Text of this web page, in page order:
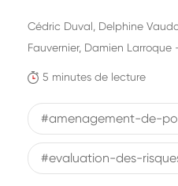
5 minutes de lecture
Cédric Duval, Delphine
Fauvernier, Damien
#amenagement-de-
#evaluation-des-